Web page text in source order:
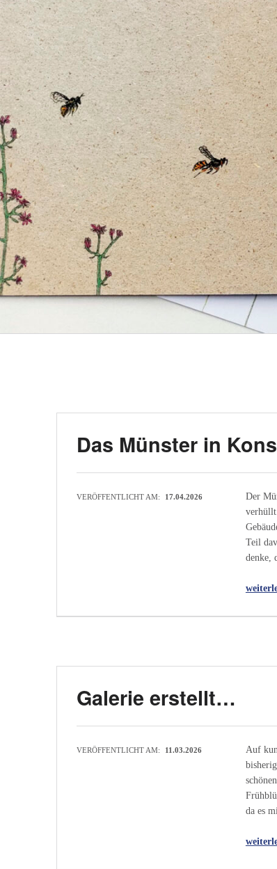
Das Münster in
VERÖFFENTLICHT AM: 17.04.2026
Der
Teil
denke,
“Das Münster in
Galerie erstellt…
VERÖFFENTLICHT AM: 11.03.2026
Auf
da es